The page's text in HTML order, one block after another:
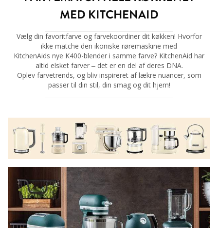
MED KITCHENAID
Vælg din favoritfarve og farvekoordiner dit køkken! Hvorfor
ikke matche den ikoniske røremaskine med
KitchenAids nye K400-blender i samme farve? KitchenAid har
altid elsket farver – det er en del af deres DNA.
Oplev farvetrends, og bliv inspireret af lækre nuancer, som
passer til din stil, din smag og dit hjem!